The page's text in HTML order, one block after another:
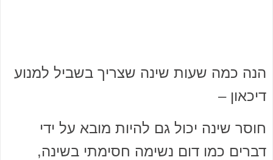
הנה כמה שעות שינה שצריך בשביל למנוע
דיכאון –
חוסר שינה יכול גם להיות מובא על ידי
דברים כמו דום נשימה חסימתי בשינה,